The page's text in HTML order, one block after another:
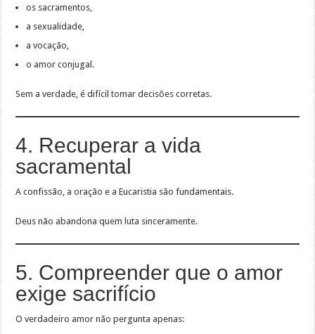
os sacramentos,
a sexualidade,
a vocação,
o amor conjugal.
Sem a verdade, é difícil tomar decisões corretas.
4. Recuperar a vida
sacramental
A confissão, a oração e a Eucaristia são fundamentais.
Deus não abandona quem luta sinceramente.
5. Compreender que o amor
exige sacrifício
O verdadeiro amor não pergunta apenas: